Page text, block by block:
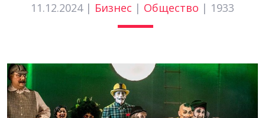
11.12.2024 | Бизнес | Общество | 1933